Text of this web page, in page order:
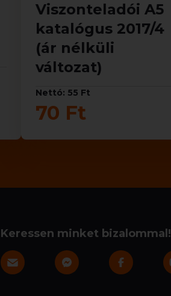
Viszonteladói A5
katalógus 2017/4
(ár nélküli
változat)
Nettó: 55 Ft
70 Ft
Keressen minket bizalommal!